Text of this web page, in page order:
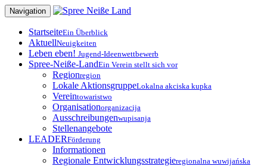
Zum
Inhalt
springen
Navigation
StartseiteEin Überblick
AktuellNeuigkeiten
Leben eben! Jugend-Ideenwettbewerb
Spree-Neiße-LandEin Verein stellt sich vor
Regionregion
Lokale AktionsgruppeLokalna akciska kupka
Vereintowaristwo
Organisationorganizacija
Ausschreibungenwupisanja
Stellenangebote
LEADERFörderung
Informationen
Regionale Entwicklungsstrategieregionalna wuwijańska